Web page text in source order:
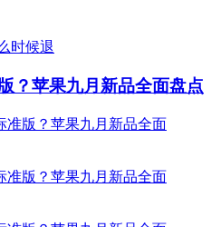
？苹果九月新品全面盘点